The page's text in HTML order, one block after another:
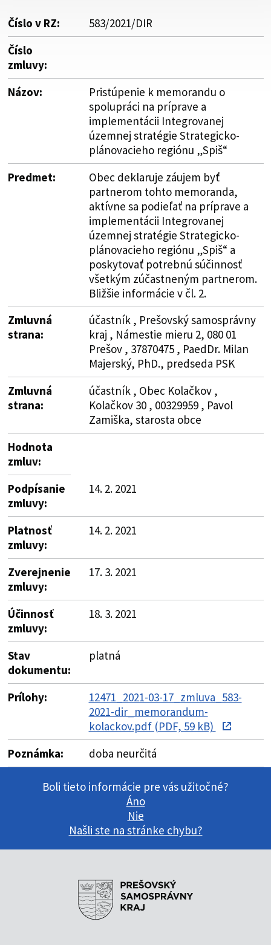
Číslo v RZ:
583/2021/DIR
Číslo
zmluvy:
Názov:
Pristúpenie k memorandu o
spolupráci na príprave a
implementácii Integrovanej
územnej stratégie Strategicko-
plánovacieho regiónu „Spiš“
Predmet:
Obec deklaruje záujem byť
partnerom tohto memoranda,
aktívne sa podieľať na príprave a
implementácii Integrovanej
územnej stratégie Strategicko-
plánovacieho regiónu „Spiš“ a
poskytovať potrebnú súčinnosť
všetkým zúčastneným partnerom.
Bližšie informácie v čl. 2.
Zmluvná
strana:
účastník , Prešovský samosprávny
kraj , Námestie mieru 2, 080 01
Prešov , 37870475 , PaedDr. Milan
Majerský, PhD., predseda PSK
Zmluvná
strana:
účastník , Obec Kolačkov ,
Kolačkov 30 , 00329959 , Pavol
Zamiška, starosta obce
Hodnota
zmluv:
Podpísanie
zmluvy:
14. 2. 2021
Platnosť
zmluvy:
14. 2. 2021
Zverejnenie
zmluvy:
17. 3. 2021
Účinnosť
zmluvy:
18. 3. 2021
Stav
dokumentu:
platná
Prílohy:
12471_2021-03-17_zmluva_583-
2021-dir_memorandum-
kolackov.pdf (PDF, 59 kB)
Poznámka:
doba neurčitá
Boli tieto informácie pre vás užitočné?
Áno
Nie
Našli ste na stránke chybu?